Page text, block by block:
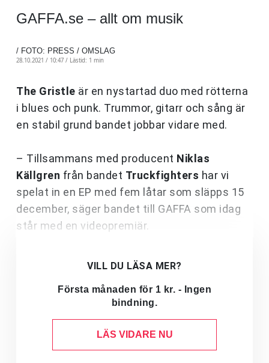
GAFFA.se – allt om musik
/ FOTO: PRESS / OMSLAG
28.10.2021 / 10:47 / Lästid: 1 min
The Gristle är en nystartad duo med rötterna
i blues och punk. Trummor, gitarr och sång är
en stabil grund bandet jobbar vidare med.
– Tillsammans med producent Niklas
Källgren från bandet Truckfighters har vi
spelat in en EP med fem låtar som släpps 15
december, säger bandet till GAFFA som idag
står med en videopremiär.
VILL DU LÄSA MER?
Första månaden för 1 kr. - Ingen
bindning.
LÄS VIDARE NU